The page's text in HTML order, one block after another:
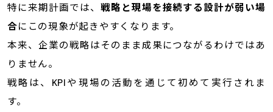
特に来期計画では、 戦略と現場を接続する設計が弱い場
合にこの現象が起きやすくなります。
本来、企業の戦略はそのまま成果につながるわけではあ
りません。
戦略は、KPIや現場の活動を通じて初めて実行されま
す。